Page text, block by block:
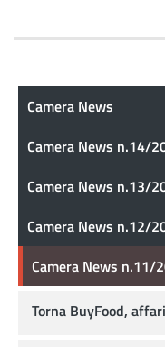
Camera News
Camera News
Camera News n.14/
Camera News n.13/
Camera News n.12/
Camera News n.11/
Torna BuyFood,